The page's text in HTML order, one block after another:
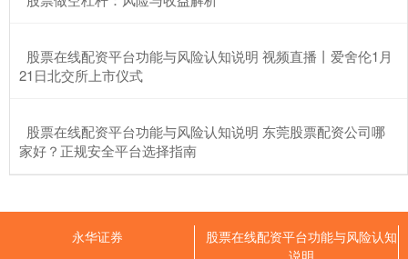
​股票在线配资平台功能与风险认知说明 视频直播丨爱舍伦1月
21日北交所上市仪式
​股票在线配资平台功能与风险认知说明 东莞股票配资公司哪
家好？正规安全平台选择指南
永华证券
股票在线配资平台功能与风险认知